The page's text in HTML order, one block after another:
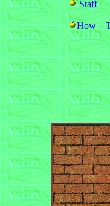
Staff
How